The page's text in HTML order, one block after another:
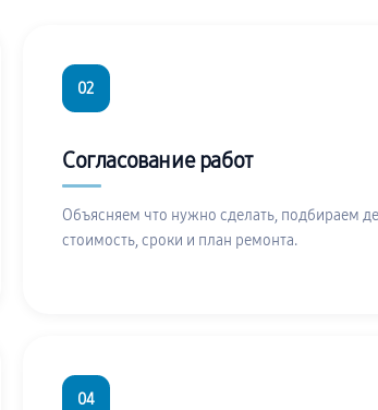
02
Согласование работ
Объясняем что нужно сделать, подбираем
стоимость, сроки и план ремонта.
04